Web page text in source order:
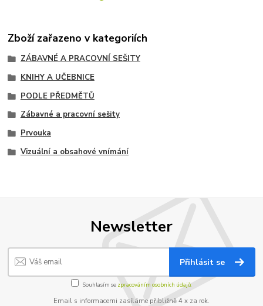
Zboží zařazeno v kategoriích
ZÁBAVNÉ A PRACOVNÍ SEŠITY
KNIHY A UČEBNICE
PODLE PŘEDMĚTŮ
Zábavné a pracovní sešity
Prvouka
Vizuální a obsahové vnímání
Newsletter
Přihlásit se
Souhlasím se zpracováním osobních údajů.
Email s informacemi zasíláme přibližně 4 x za rok.